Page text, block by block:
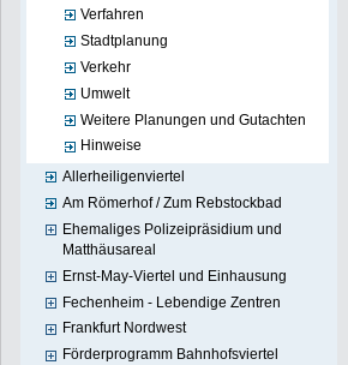
Verfahren
Stadtplanung
Verkehr
Umwelt
Weitere Planungen und Gutachten
Hinweise
Allerheiligenviertel
Am Römerhof / Zum Rebstockbad
Ehemaliges Polizeipräsidium und
Matthäusareal
Ernst-May-Viertel und Einhausung
Fechenheim - Lebendige Zentren
Frankfurt Nordwest
Förderprogramm Bahnhofsviertel